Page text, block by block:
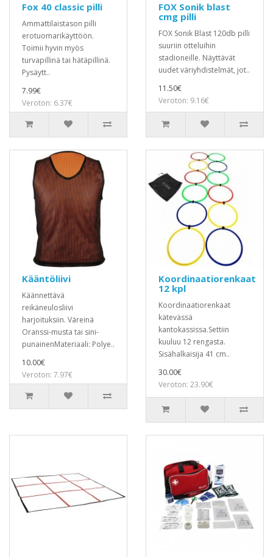
Fox 40 classic pilli
Ammattilaistason pilli
erotuomarikäyttöön.
Toimii hyvin myös
turvapillinä tai hätäpillinä.
Pysäytt..
7.99€
Veroton: 6.37€
FOX Sonik blast
cmg pilli
FOX Sonik Blast 120db pilli
suuriin otteluihin
stadioneille. Näyttävät
uudet väriyhdistelmät, jot..
11.50€
Veroton: 9.16€
Kääntöliivi
Käännettävä
reikäneulosliivi
harjoituksiin. Väreinä
Oranssi-musta tai sini-
punainenMateriaali: Polye..
10.00€
Veroton: 7.97€
Koordinaatiorenkaat
12 kpl
Koordinaatiorenkaat
kätevässä
kantokassissa.Settiin
kuuluu 12 rengasta.
Sisähalkaisija 41 cm..
30.00€
Veroton: 23.90€